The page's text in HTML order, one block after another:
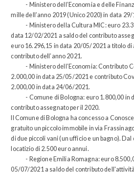
- Ministero dell’Economia e delle
mille dell’anno 2019 (Unico 2020) in data
- Ministero della Cultura MIC: euro
data 12/02/2021 a saldo del contributo
euro 16.296,15 in data 20/05/2021 a titolo di
contributo dell’anno 2021.
- Ministero dell’Economia: Contributo
2.000,00 in data 25/05/2021 e contributo
2.000,00 in data 24/06/2021.
- Comune di Bologna: euro 1.800,00 in
contributo assegnato per il 2020.
Il Comune di Bologna ha concesso a
gratuito un piccolo immobile in via
di due piccoli vani (un ufficio e un bagno).
locatizio di 2.500 euro annui.
- Regione Emilia Romagna: euro
05/07/2021 a saldo del contributo